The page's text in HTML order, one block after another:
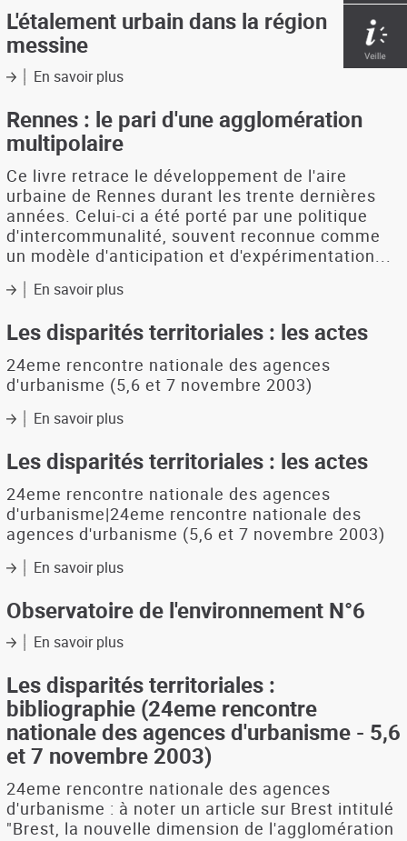
métropole
directeur
de
grenobloise
les
dossiers
-
le
bilan
2007
L'étalement urbain dans la région
messine
En savoir plussur
urbain
dans
la
région
messine
Rennes : le pari d'une agglomération
multipolaire
Ce livre retrace le développement de l'aire
urbaine de Rennes durant les trente dernières
années. Celui-ci a été porté par une politique
d'intercommunalité, souvent reconnue comme
un modèle d'anticipation et d'expérimentation...
En savoir plussur
:
le
pari
d'une
agglomération
multipolaire
Les disparités territoriales : les actes
24eme rencontre nationale des agences
d'urbanisme (5,6 et 7 novembre 2003)
En savoir plussur
disparités
territoriales
:
les
actes
Les disparités territoriales : les actes
24eme rencontre nationale des agences
d'urbanisme|24eme rencontre nationale des
agences d'urbanisme (5,6 et 7 novembre 2003)
En savoir plussur
disparités
territoriales
:
actes
Observatoire de l'environnement N°6
En savoir plussur
de
l'environnement
N°6
Les disparités territoriales :
bibliographie (24eme rencontre
nationale des agences d'urbanisme - 5,6
et 7 novembre 2003)
24eme rencontre nationale des agences
d'urbanisme : à noter un article sur Brest intitulé
"Brest, la nouvelle dimension de l'agglomération